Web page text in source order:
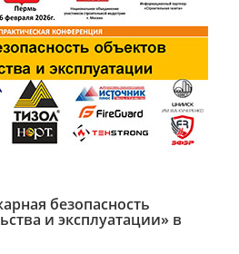
безопасность
и эксплуатации» в